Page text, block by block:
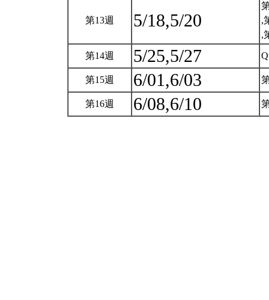
第13週 5/18,5/20
,
,
第14週 5/25,5/27
第15週 6/01,6/03
第16週 6/08,6/10